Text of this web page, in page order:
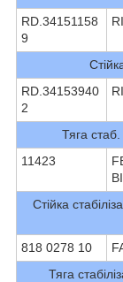
RD.34151158
9
RD.34153940
2
Тяга
11423
Стійка
818 0278 10
Тяга